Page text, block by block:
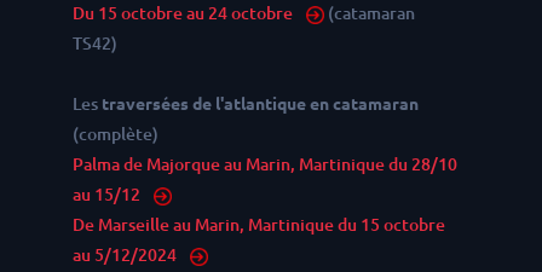
Du 15 octobre au 24 octobre
(catamaran
TS42)
Les traversées de l'atlantique en catamaran
(complète)
Palma de Majorque au Marin, Martinique du 28/10
au 15/12
De Marseille au Marin, Martinique du 15 octobre
au 5/12/2024